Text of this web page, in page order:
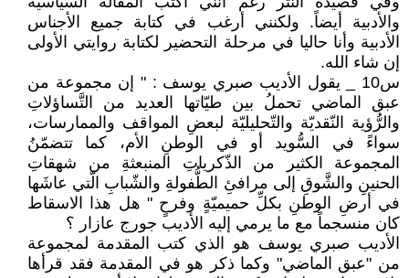
والأدبية أيضاً. ولكنني أرغب في كتابة جميع الأجناس
الأدبية وأنا حاليا في مرحلة التحضير لكتابة روايتي الأولى
إن شاء الله.
س10 _ يقول الأديب صبري يوسف : " إن مجموعة من
عبق الماضي تحملُ بين طيّاتها العديد من التَّساؤلاتِ
والرُّؤية النّقديّة والتّحليليّة لبعضِ المواقف والممارسات،
سواءً في السُّويد أو في الوطنِ الأم، كما تتضمّنُ
المجموعة الكثير من الذّكرياتِ المنبعثةِ من شهقاتِ
الحنينِ والشَّوقِ إلى مرافئِ الطُّفولةِ والشّبابِ الّتي عاشَها
في أرضِ الوطنِ بكلِّ حميميّةٍ وفرحٍ " هل هذا الاسقاط
كان منسجماً مع ما يرمي إليه الأديب جورج عازار ؟
الأديب صبري يوسف هو الذي كتب المقدمة لمجموعة
من "عبق الماضي" وكما ذكر هو في المقدمة فقد قرأها